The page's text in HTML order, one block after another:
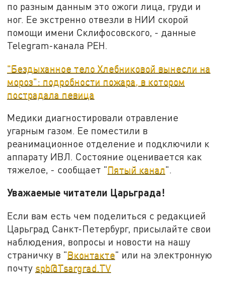
по разным данным это ожоги лица, груди и
ног. Ее экстренно отвезли в НИИ скорой
помощи имени Склифосовского, - данные
Telegram-канала РЕН.
"Бездыханное тело Хлебниковой вынесли на
мороз": подробности пожара, в котором
пострадала певица
Медики диагностировали отравление
угарным газом. Ее поместили в
реанимационное отделение и подключили к
аппарату ИВЛ. Состояние оценивается как
тяжелое, - сообщает "Пятый канал".
Уважаемые читатели Царьграда!
Если вам есть чем поделиться с редакцией
Царьград Санкт-Петербург, присылайте свои
наблюдения, вопросы и новости на нашу
страничку в "Вконтакте" или на электронную
почту spb@Tsargrad.TV